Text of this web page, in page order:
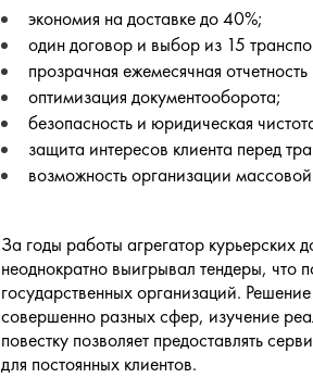
экономия на доставке до 40%;
один договор и выбор из 15
прозрачная ежемесячная
оптимизация документооборота;
безопасность и юридическая
защита интересов клиента перед
возможность организации
За годы работы агрегатор курьерских
неоднократно выигрывал тендеры, что
государственных организаций.
совершенно разных сфер, изучение
повестку позволяет предоставлять
для постоянных клиентов.